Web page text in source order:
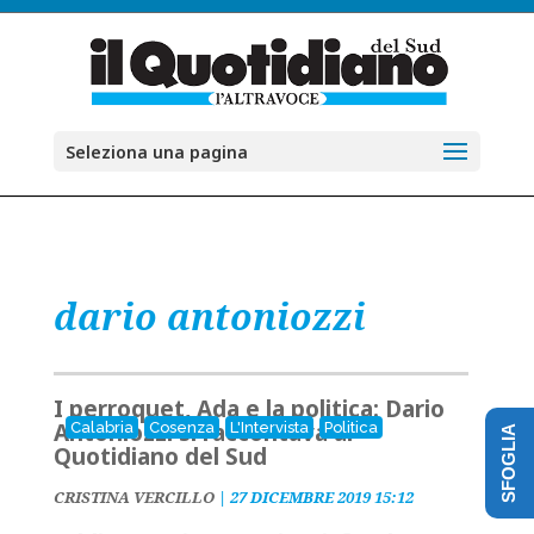
Seleziona una pagina
dario antoniozzi
Calabria Cosenza L'Intervista Politica
I perroquet, Ada e la politica: Dario
Antoniozzi si raccontava al
Quotidiano del Sud
CRISTINA VERCILLO| 27 DICEMBRE 2019 15:12 SFOGLIA